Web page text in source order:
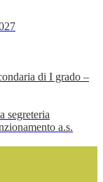
di I grado –
segreteria
a.s.